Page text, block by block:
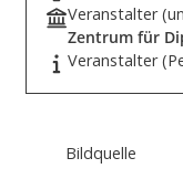
Veranstalter
Zentrum für
Veranstalter
Bildquelle